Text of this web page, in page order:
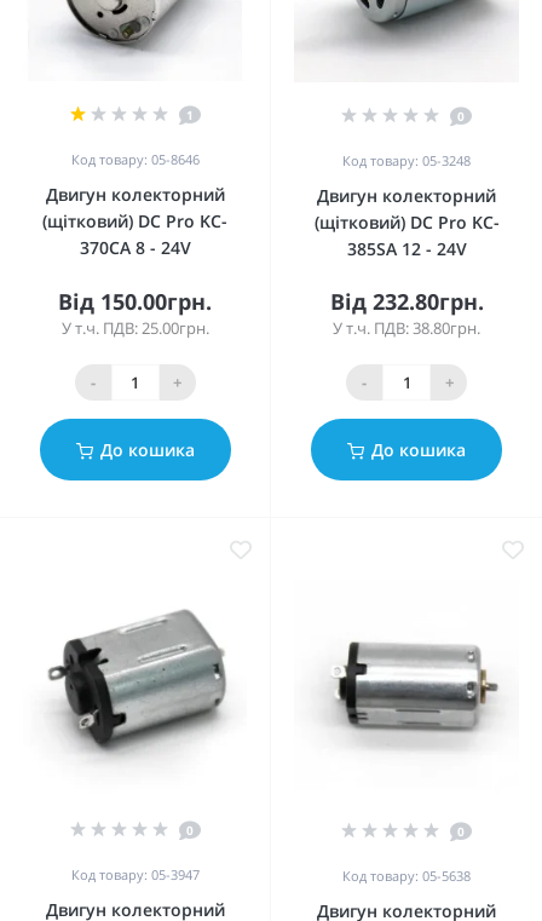
1
Код товару: 05-8646
Двигун колекторний
(щітковий) DC Pro KC-
370СA 8 - 24V
Від 150.00грн.
У т.ч. ПДВ: 25.00грн.
- +
До кошика
0
Код товару: 05-3248
Двигун колекторний
(щітковий) DC Pro KC-
385SA 12 - 24V
Від 232.80грн.
У т.ч. ПДВ: 38.80грн.
- +
До кошика
0
Код товару: 05-3947
Двигун колекторний
0
Код товару: 05-5638
Двигун колекторний